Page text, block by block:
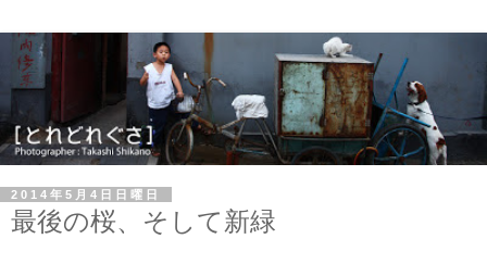
2014年5月4日日曜日
最後の桜、そして新緑